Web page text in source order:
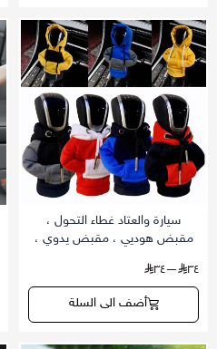
سيارة والعتاد غطاء التحول ،
مقبض هوديي ، مقبض يدوي ،
٣٤
—٣٤
أضف الى السلة